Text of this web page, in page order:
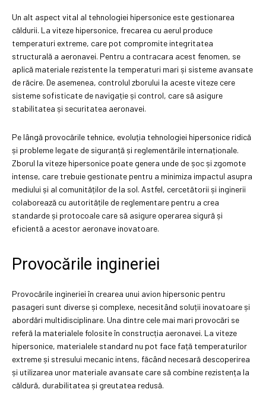
Un alt aspect vital al tehnologiei hipersonice este gestionarea
căldurii. La viteze hipersonice, frecarea cu aerul produce
temperaturi extreme, care pot compromite integritatea
structurală a aeronavei. Pentru a contracara acest fenomen, se
aplică materiale rezistente la temperaturi mari și sisteme avansate
de răcire. De asemenea, controlul zborului la aceste viteze cere
sisteme sofisticate de navigație și control, care să asigure
stabilitatea și securitatea aeronavei.
Pe lângă provocările tehnice, evoluția tehnologiei hipersonice ridică
și probleme legate de siguranță și reglementările internaționale.
Zborul la viteze hipersonice poate genera unde de șoc și zgomote
intense, care trebuie gestionate pentru a minimiza impactul asupra
mediului și al comunităților de la sol. Astfel, cercetătorii și inginerii
colaborează cu autoritățile de reglementare pentru a crea
standarde și protocoale care să asigure operarea sigură și
eficientă a acestor aeronave inovatoare.
Provocările ingineriei
Provocările ingineriei în crearea unui avion hipersonic pentru
pasageri sunt diverse și complexe, necesitând soluții inovatoare și
abordări multidisciplinare. Una dintre cele mai mari provocări se
referă la materialele folosite în construcția aeronavei. La viteze
hipersonice, materialele standard nu pot face față temperaturilor
extreme și stresului mecanic intens, făcând necesară descoperirea
și utilizarea unor materiale avansate care să combine rezistența la
căldură, durabilitatea și greutatea redusă.